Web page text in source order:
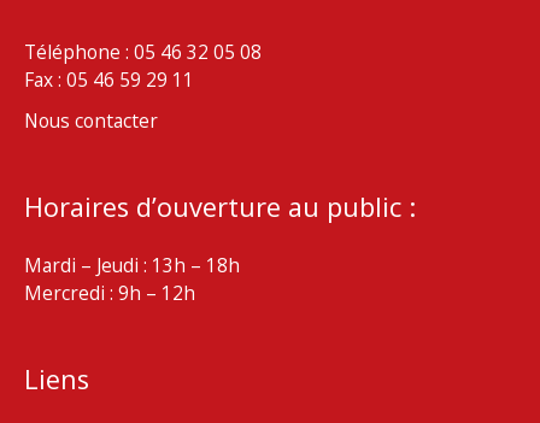
Téléphone : 05 46 32 05 08
Fax : 05 46 59 29 11
Nous contacter
Horaires d’ouverture au public :
Mardi – Jeudi : 13h – 18h
Mercredi : 9h – 12h
Liens